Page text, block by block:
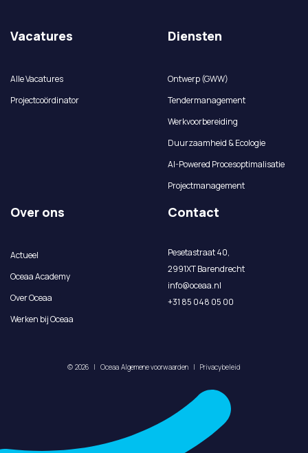
Vacatures
Alle Vacatures
Projectcoördinator
Diensten
Ontwerp (GWW)
Tendermanagement
Werkvoorbereiding
Duurzaamheid & Ecologie
AI-Powered Procesoptimalisatie
Projectmanagement
Over ons
Actueel
Oceaa Academy
Over Oceaa
Werken bij Oceaa
Contact
Pesetastraat 40,
2991XT Barendrecht
info@oceaa.nl
+31 85 048 05 00
© 2026 | Oceaa Algemene voorwaarden | Privacybeleid